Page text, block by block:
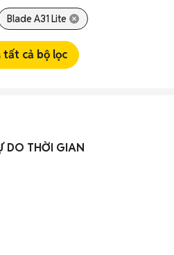
Blade A31 Lite
tất cả bộ lọc
DO THỜI GIAN